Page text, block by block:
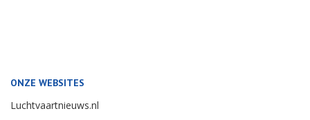
ONZE WEBSITES
Luchtvaartnieuws.nl